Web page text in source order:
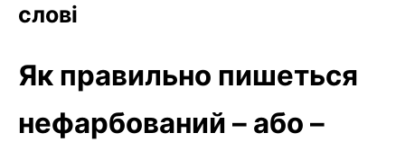
слові
Як правильно пишеться
нефарбований – або –